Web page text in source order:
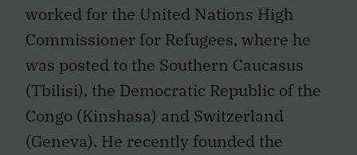
worked for the United Nations High
Commissioner for Refugees, where he
was posted to the Southern Caucasus
(Tbilisi), the Democratic Republic of the
Congo (Kinshasa) and Switzerland
(Geneva). He recently founded the